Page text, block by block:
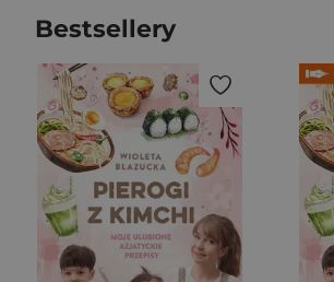
Bestsellery